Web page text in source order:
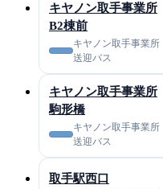
キヤノン取手事業所
B2棟前
キヤノン取手事業所
送迎バス
キヤノン取手事業所
駒形橋
キヤノン取手事業所
送迎バス
取手駅西口